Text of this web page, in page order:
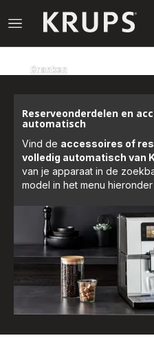
Open
Dranken
Reserveonderdelen en
automatisch
Vind de accessoires of
volledig automatisch van
van je apparaat in de
model in het menu